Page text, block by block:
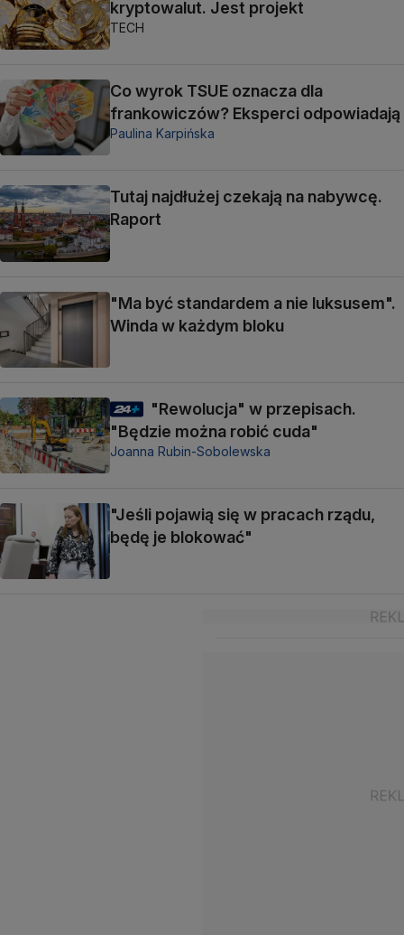
kryptowalut. Jest projekt
TECH
Co wyrok TSUE oznacza dla
frankowiczów? Eksperci odpowiadają
Paulina Karpińska
Tutaj najdłużej czekają na nabywcę.
Raport
"Ma być standardem a nie luksusem".
Winda w każdym bloku
"Rewolucja" w przepisach.
"Będzie można robić cuda"
Joanna Rubin-Sobolewska
"Jeśli pojawią się w pracach rządu,
będę je blokować"